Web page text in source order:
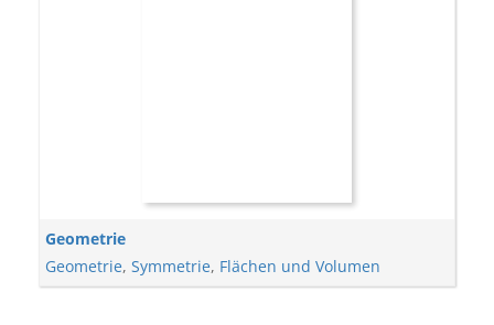
Geometrie
Geometrie, Symmetrie, Flächen und Volumen